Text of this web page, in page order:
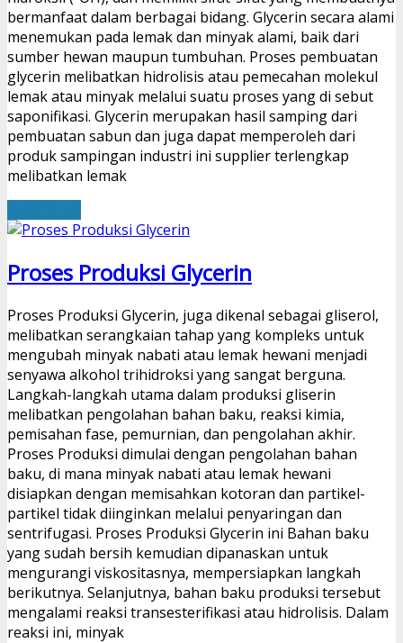
bermanfaat dalam berbagai bidang. Glycerin secara alami
menemukan pada lemak dan minyak alami, baik dari
sumber hewan maupun tumbuhan. Proses pembuatan
glycerin melibatkan hidrolisis atau pemecahan molekul
lemak atau minyak melalui suatu proses yang di sebut
saponifikasi. Glycerin merupakan hasil samping dari
pembuatan sabun dan juga dapat memperoleh dari
produk sampingan industri ini supplier terlengkap
melibatkan lemak
Proses Produksi Glycerin
Proses Produksi Glycerin, juga dikenal sebagai gliserol,
melibatkan serangkaian tahap yang kompleks untuk
mengubah minyak nabati atau lemak hewani menjadi
senyawa alkohol trihidroksi yang sangat berguna.
Langkah-langkah utama dalam produksi gliserin
melibatkan pengolahan bahan baku, reaksi kimia,
pemisahan fase, pemurnian, dan pengolahan akhir.
Proses Produksi dimulai dengan pengolahan bahan
baku, di mana minyak nabati atau lemak hewani
disiapkan dengan memisahkan kotoran dan partikel-
partikel tidak diinginkan melalui penyaringan dan
sentrifugasi. Proses Produksi Glycerin ini Bahan baku
yang sudah bersih kemudian dipanaskan untuk
mengurangi viskositasnya, mempersiapkan langkah
berikutnya. Selanjutnya, bahan baku produksi tersebut
mengalami reaksi transesterifikasi atau hidrolisis. Dalam
reaksi ini, minyak